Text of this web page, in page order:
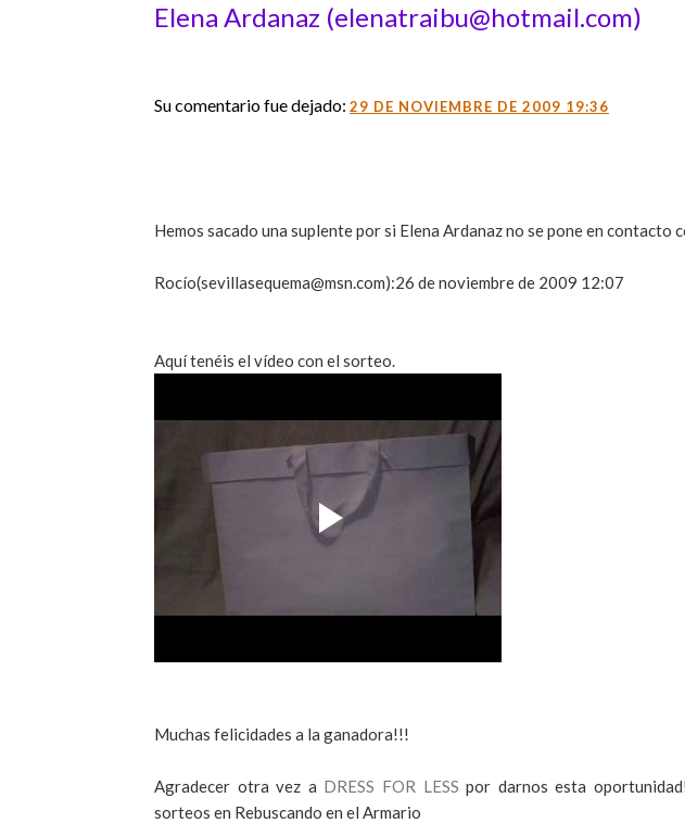
Elena Ardanaz (elenatraibu@hotmail.com)
Su comentario fue dejado: 29 DE NOVIEMBRE DE 2009 19:36
Hemos sacado una suplente por si Elena Ardanaz no se pone en contacto
Rocío(sevillasequema@msn.com):26 de noviembre de 2009 12:07
Aquí tenéis el vídeo con el sorteo.
Muchas felicidades a la ganadora!!!
Agradecer otra vez a DRESS FOR LESSpor darnos esta
sorteos en Rebuscando en el Armario